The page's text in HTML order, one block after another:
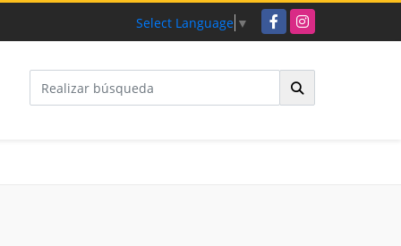
Select Language ▼ FacebookInstagram